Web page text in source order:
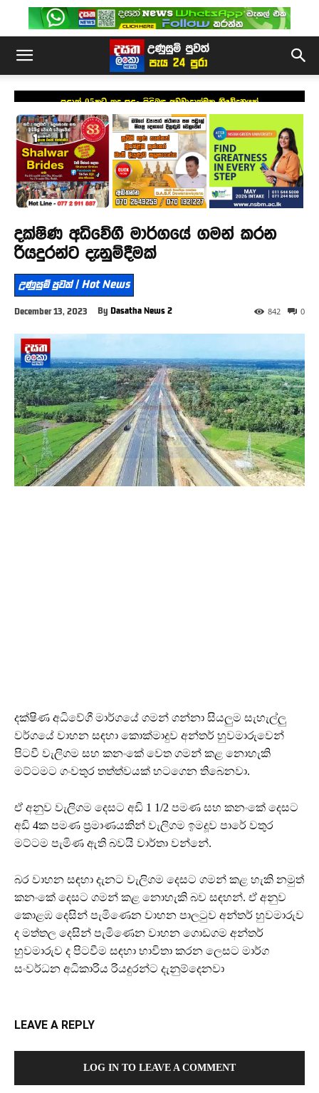
පළාත් 05කට තද සුළං පිළිබඳ අවවාදාත්මක නිවේදනයක්
දක්ෂිණ අධිවේගී මාර්ගයේ ගමන් කරන
රියදුරන්ට දැනුම්දීමක්
උණුසුම් පුවත් | Hot News
December 13, 2023 By Dasatha News 2 0
842
දක්ෂිණ අධිවේගී මාර්ගයේ ගමන් ගන්නා සියලුම සැහැල්ලු
වර්ගයේ වාහන සඳහා කොක්මාදුව අන්තර් හුවමාරුවෙන්
පිටවී වැලිගම සහ කනංකේ වෙත ගමන් කළ නොහැකි
මට්ටමට ගංවතුර තත්ත්වයක් හටගෙන තිබෙනවා.
ඒ අනුව වැලිගම දෙසට අඩි 1 1/2 පමණ සහ කනංකේ දෙසට
අඩි 4ක පමණ ප්‍රමාණයකින් වැලිගම ඉමදූව පාරේ වතුර
මට්ටම පැමිණ ඇති බවයි වාර්තා වන්නේ.
බර වාහන සඳහා දැනට වැලිගම දෙසට ගමන් කළ හැකි නමුත්
කනංකේ දෙසට ගමන් කළ නොහැකි බව සඳහන්. ඒ අනුව
කොළඹ දෙසින් පැමිණෙන වාහන පාලටුව අන්තර් හුවමාරුව
ද මත්තල දෙසින් පැමිණෙන වාහන ගොඩගම අන්තර්
හුවමාරුව ද පිටවීම සඳහා භාවිතා කරන ලෙසට මාර්ග
සංවර්ධන අධිකාරිය රියදුරන්ට දැනුම්දෙනවා
LEAVE A REPLY
LOG IN TO LEAVE A COMMENT